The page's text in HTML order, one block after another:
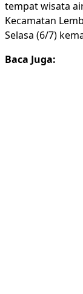
tempat wisata
Kecamatan
Selasa (6/7)
Baca Juga: